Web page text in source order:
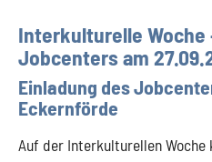
Interkulturelle
Jobcenters am
Einladung des
Eckernförde
Auf der Interkulturellen Woche